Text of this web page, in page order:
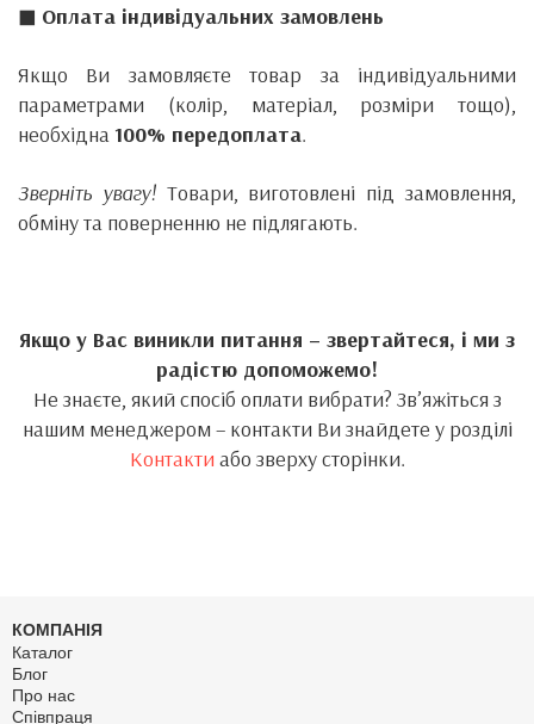
◼ Оплата індивідуальних замовлень
Якщо Ви замовляєте товар за індивідуальними
параметрами (колір, матеріал, розміри тощо),
необхідна 100% передоплата.
Зверніть увагу!Товари, виготовлені під замовлення,
обміну та поверненню не підлягають.
Якщо у Вас виникли питання – звертайтеся, і ми з
радістю допоможемо!
Не знаєте, який спосіб оплати вибрати? Зв’яжіться з
нашим менеджером – контакти Ви знайдете у розділі
Контакти або зверху сторінки.
КОМПАНІЯ
Каталог
Блог
Про нас
Співпраця